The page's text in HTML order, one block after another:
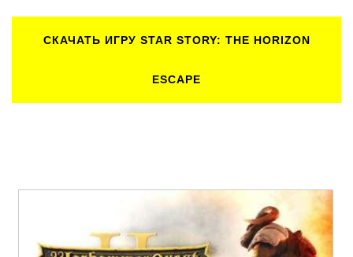
СКАЧАТЬ ИГРУ STAR STORY: THE HORIZON
ESCAPE